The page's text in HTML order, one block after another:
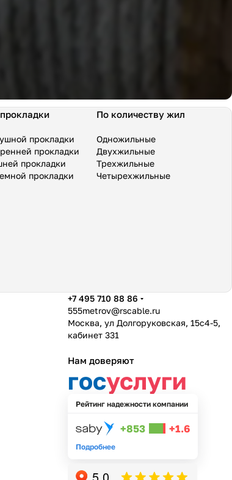
прокладки
прокладки
прокладки
прокладки
По количеству жил
Одножильные
Двухжильные
Трехжильные
Четырехжильные
+7 495 710 88 86
555metrov@rscable.ru
Москва, ул Долгоруковская, 15с4-5,
кабинет 331
Нам доверяют
госуслуги
Рейтинг надежности компании
+853 +1.6
Подробнее